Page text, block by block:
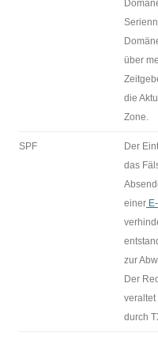
über
die
Zone.
SPF Der
das
einer
zur
Der
veraltet
durch